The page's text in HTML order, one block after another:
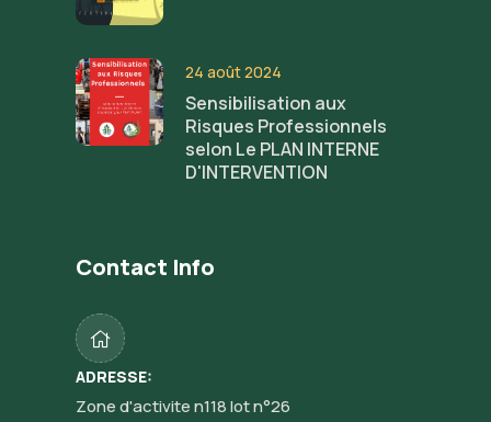
24 août 2024
Sensibilisation aux
Risques Professionnels
selon Le PLAN INTERNE
D'INTERVENTION
Contact Info
ADRESSE:
Zone d'activite n118 lot n°26